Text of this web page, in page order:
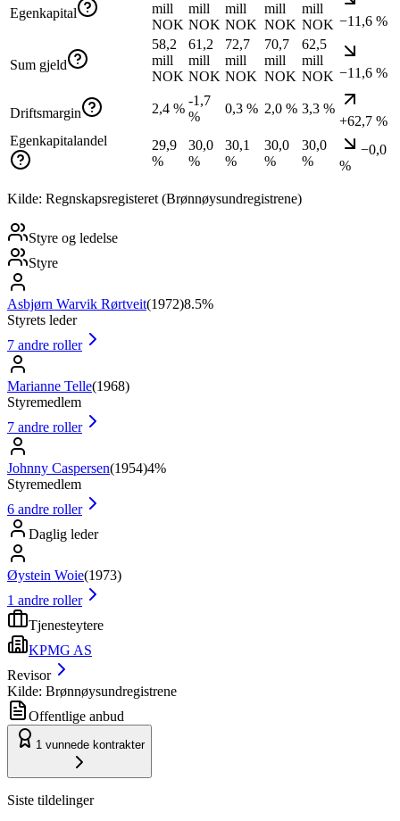
Egenkapital
mill
NOK
mill
NOK
mill
NOK
mill
NOK
mill
NOK −11,6 %
Sum gjeld
58,2
mill
NOK
61,2
mill
NOK
72,7
mill
NOK
70,7
mill
NOK
62,5
mill
NOK −11,6 %
Driftsmargin 2,4 %
-1,7
%
0,3 % 2,0 % 3,3 %
+62,7 %
Egenkapitalandel
29,9
%
30,0
%
30,1
%
30,0
%
30,0
%
−0,0
%
Kilde: Regnskapsregisteret (Brønnøysundregistrene)
Styre og ledelse
Styre
Asbjørn Warvik Rørtveit(1972)8.5%
Styrets leder
7 andre roller
Marianne Telle(1968)
Styremedlem
7 andre roller
Johnny Caspersen(1954)4%
Styremedlem
6 andre roller
Daglig leder
Øystein Woie(1973)
1 andre roller
Tjenesteytere
KPMG AS
Revisor
Kilde: Brønnøysundregistrene
Offentlige anbud
1 vunnede kontrakter
Siste tildelinger